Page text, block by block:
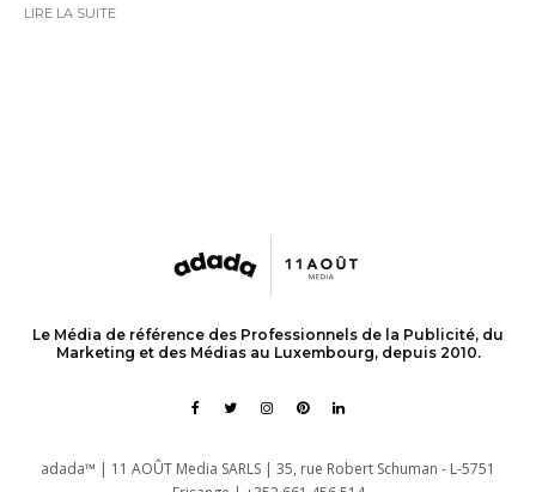
LIRE LA SUITE
Le Média de référence des Professionnels de la Publicité, du
Marketing et des Médias au Luxembourg, depuis 2010.
adada™ | 11 AOÛT Media SARLS | 35, rue Robert Schuman - L-5751